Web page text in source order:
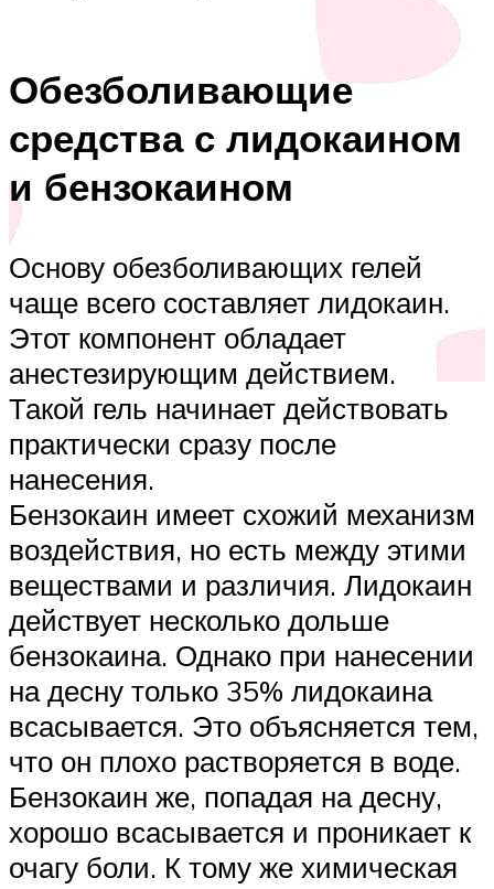
Обезболивающие
средства с лидокаином
и бензокаином
Основу обезболивающих гелей
чаще всего составляет лидокаин.
Этот компонент обладает
анестезирующим действием.
Такой гель начинает действовать
практически сразу после
нанесения.
Бензокаин имеет схожий механизм
воздействия, но есть между этими
веществами и различия. Лидокаин
действует несколько дольше
бензокаина. Однако при нанесении
на десну только 35% лидокаина
всасывается. Это объясняется тем,
что он плохо растворяется в воде.
Бензокаин же, попадая на десну,
хорошо всасывается и проникает к
очагу боли. К тому же химическая